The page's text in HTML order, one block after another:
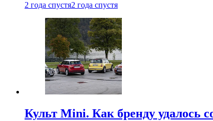
2 года спустя2 года спустя
Культ Mini. Как бренду удалось